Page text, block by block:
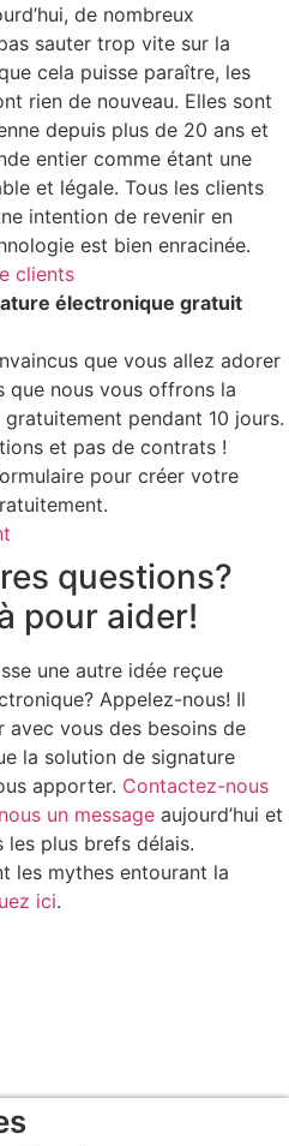
de nombreux
sauter trop vite sur la
cela puisse paraître, les
rien de nouveau. Elles sont
depuis plus de 20 ans et
entier comme étant une
et légale. Tous les clients
intention de revenir en
est bien enracinée.
clients
électronique gratuit
que vous allez adorer
que nous vous offrons la
gratuitement pendant 10 jours.
et pas de contrats !
pour créer votre
questions?
pour aider!
une autre idée reçue
Appelez-nous! Il
avec vous des besoins de
la solution de signature
apporter. Contactez-nous
un message aujourd’hui et
les plus brefs délais.
les mythes entourant la
ici.